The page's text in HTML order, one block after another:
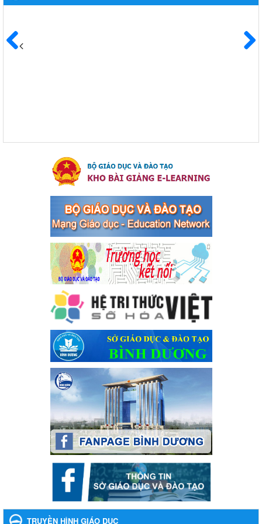
Kế hoạch Triển khai công tác tuyên truyền, đảm bảo trật tự,
an toàn giao thông năm 2024 tại các cơ sở giáo dục trên địa
của Thủ tướng Chính phủ về tăng cường phòng ngừa, đấu
tranh tội phạm, vi phạm pháp luật liên quan đến hoạt động
tổ chức đánh bạc và đánh bạc
Kế hoạch thực hiện Chỉ thị số 16/CT-TTg ngày 27/05/2023 của
phạm, vi phạm pháp luật liên quan đến hoạt động tổ chức đánh
bạc và đánh bạc
Ngày ban hành: 04/03/2024
Kế hoạch Tổ chức Hội trại truyền thống học sinh thị xã Bến
Cát Lần thứ VIII, năm học 2023-2024
Kế hoạch Tổ chức Hội trại truyền thống học sinh thị xã Bến Cát
Lần thứ VIII, năm học 2023-2024
Ngày ban hành: 28/12/2023
Phối hợp rà soát nhu cầu tiêm vắc xin phòng Covid 19
Phối hợp rà soát nhu cầu tiêm vắc xin phòng Covid 19
Ngày ban hành: 22/11/2023
Phát động, triển khai Cuộc thi " An toàn giao thông cho nụ
cười ngày mai" dành cho học sinh và giáo viên trung học
năm học 2023-2024
Phát động, triển khai Cuộc thi " An toàn giao thông cho nụ cười
ngày mai" dành cho học sinh và giáo viên trung học năm học
Ngày ban hành: 22/11/2023
Nhắc nhỡ thực hiện thanh toán không dùng tiền mặt các
khoản thu trong nhà trường năm học 2023-2024 và các năm
Nhắc nhỡ thực hiện thanh toán không dùng tiền mặt các khoản
thu trong nhà trường năm học 2023-2024 và các năm tiếp theo
TRUYỀN HÌNH GIÁO DỤC